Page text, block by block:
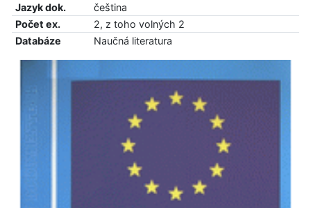
Jazyk dok.
čeština
Počet ex.
2, z toho volných 2
Databáze
Naučná literatura